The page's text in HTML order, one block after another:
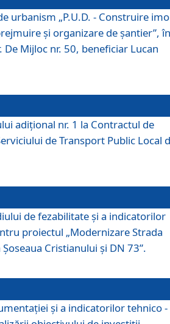
urbanism „P.U.D. - Construire
și organizare de șantier”, în
Mijloc nr. 50, beneficiar Lucan
adiţional nr. 1 la Contractul de
de Transport Public Local
de fezabilitate şi a indicatorilor
proiectul „Modernizare Strada
Cristianului și DN 73”.
și a indicatorilor tehnico -